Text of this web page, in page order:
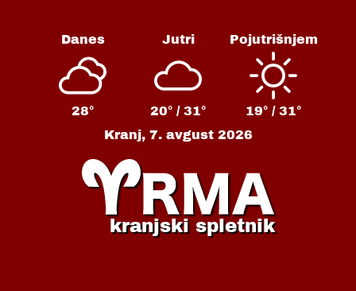
Danes
28°
Jutri
20° / 31°
Pojutrišnjem
19° / 31°
Kranj, 7. avgust 2026
kranjski spletnik